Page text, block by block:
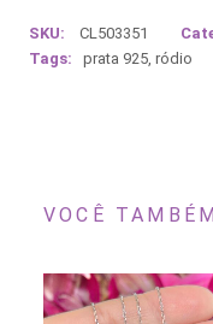
SKU: CL503351
Tags:
prata 925, ródio
VOCÊ